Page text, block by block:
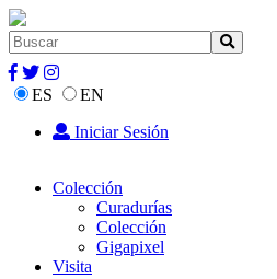
ES
EN
Iniciar Sesión
Colección
Curadurías
Colección
Gigapixel
Visita